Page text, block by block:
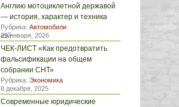
Англию мотоциклетной державой
— история, характер и техника
Рубрика: Автомобили
29 января, 2026
ЧЕК-ЛИСТ «Как предотвратить
фальсификации на общем
собрании СНТ»
Рубрика: Экономика
8 декабря, 2025
Современные юридические